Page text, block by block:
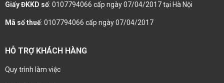
Giấy ĐKKD số: 0107794066 cấp ngày 07/04/2017 tại Hà Nội
Mã số thuế: 0107794066 cấp ngày 07/04/2017
HỖ TRỢ KHÁCH HÀNG
Quy trình làm việc